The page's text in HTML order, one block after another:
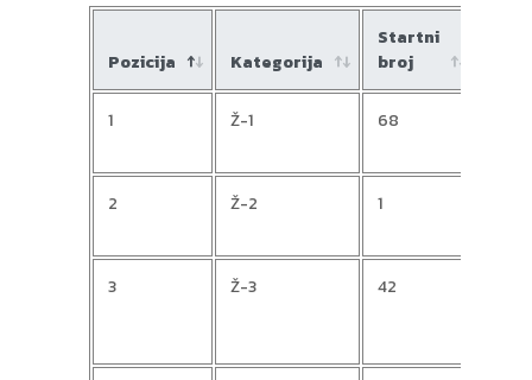
Pozicija Kategorija
Startni
broj
1 Ž-1 68
2 Ž-2 1
3 Ž-3 42